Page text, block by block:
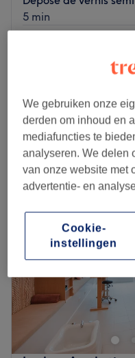
5 min
25 min
Kort overzicht
Maandag
Dinsdag
Woensdag
Vrijdag
Zaterdag
Magnifiez vos ongles et
aubar à ongle Doan’s
Gilles, à quelques pas
Lombardie
We gebruiken onze
derden om inhoud en
mediafuncties te
analyseren. We delen
van onze website met
advertentie- en
Cookie-
instellingen